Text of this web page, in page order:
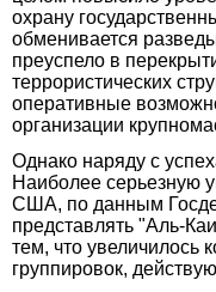
охрану
обменивается
преуспело в
террористических
оперативные
организации
Однако наряду с
Наиболее серьезную
США, по данным
представлять "Аль-
тем, что увеличилось
группировок,